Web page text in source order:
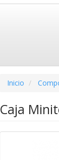
Inicio
Caja